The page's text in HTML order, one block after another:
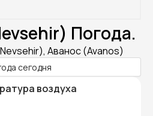
Погода.
Аванос (Avanos)
сегодня
воздуха